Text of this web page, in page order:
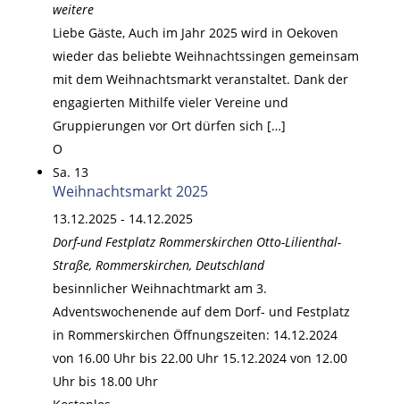
weitere
Liebe Gäste, Auch im Jahr 2025 wird in Oekoven
wieder das beliebte Weihnachtssingen gemeinsam
mit dem Weihnachtsmarkt veranstaltet. Dank der
engagierten Mithilfe vieler Vereine und
Gruppierungen vor Ort dürfen sich […]
O
Sa. 13
Weihnachtsmarkt 2025
13.12.2025- 14.12.2025
Dorf-und Festplatz Rommerskirchen Otto-Lilienthal-
Straße, Rommerskirchen, Deutschland
besinnlicher Weihnachtmarkt am 3.
Adventswochenende auf dem Dorf- und Festplatz
in Rommerskirchen Öffnungszeiten: 14.12.2024
von 16.00 Uhr bis 22.00 Uhr 15.12.2024 von 12.00
Uhr bis 18.00 Uhr